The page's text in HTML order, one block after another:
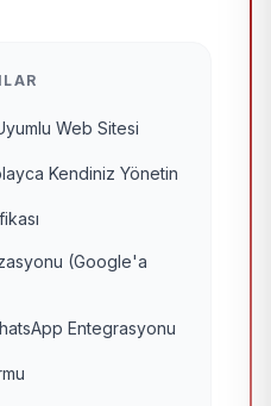
Web Sitesi
Kendiniz Yönetin
(Google'a
Entegrasyonu